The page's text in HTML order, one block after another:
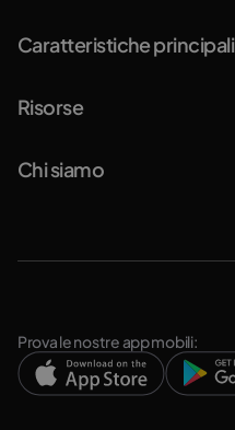
Caratteristiche principali
Risorse
Chi siamo
Prova le nostre app mobili: